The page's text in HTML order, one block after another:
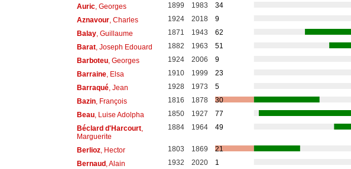
Auric, Georges 1899 1983
34
Aznavour, Charles 1924 2018
9
Balay, Guillaume 1871 1943
62
Barat, Joseph Edouard 1882 1963
51
Barboteu, Georges 1924 2006
9
Barraine, Elsa 1910 1999
23
Barraqué, Jean 1928 1973
5
Bazin, François 1816 1878
30
Beau, Luise Adolpha 1850 1927
77
Béclard d'Harcourt,
Marguerite
1884 1964 49
Berlioz, Hector 1803 1869
21
Bernaud , Alain 1932 2020
1